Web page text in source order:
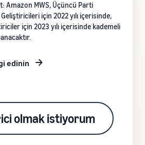
Amazon MWS, Üçüncü Parti
için 2022 yılı içerisinde,
için 2023 yılı içerisinde kademeli
edinin
olmak istiyorum